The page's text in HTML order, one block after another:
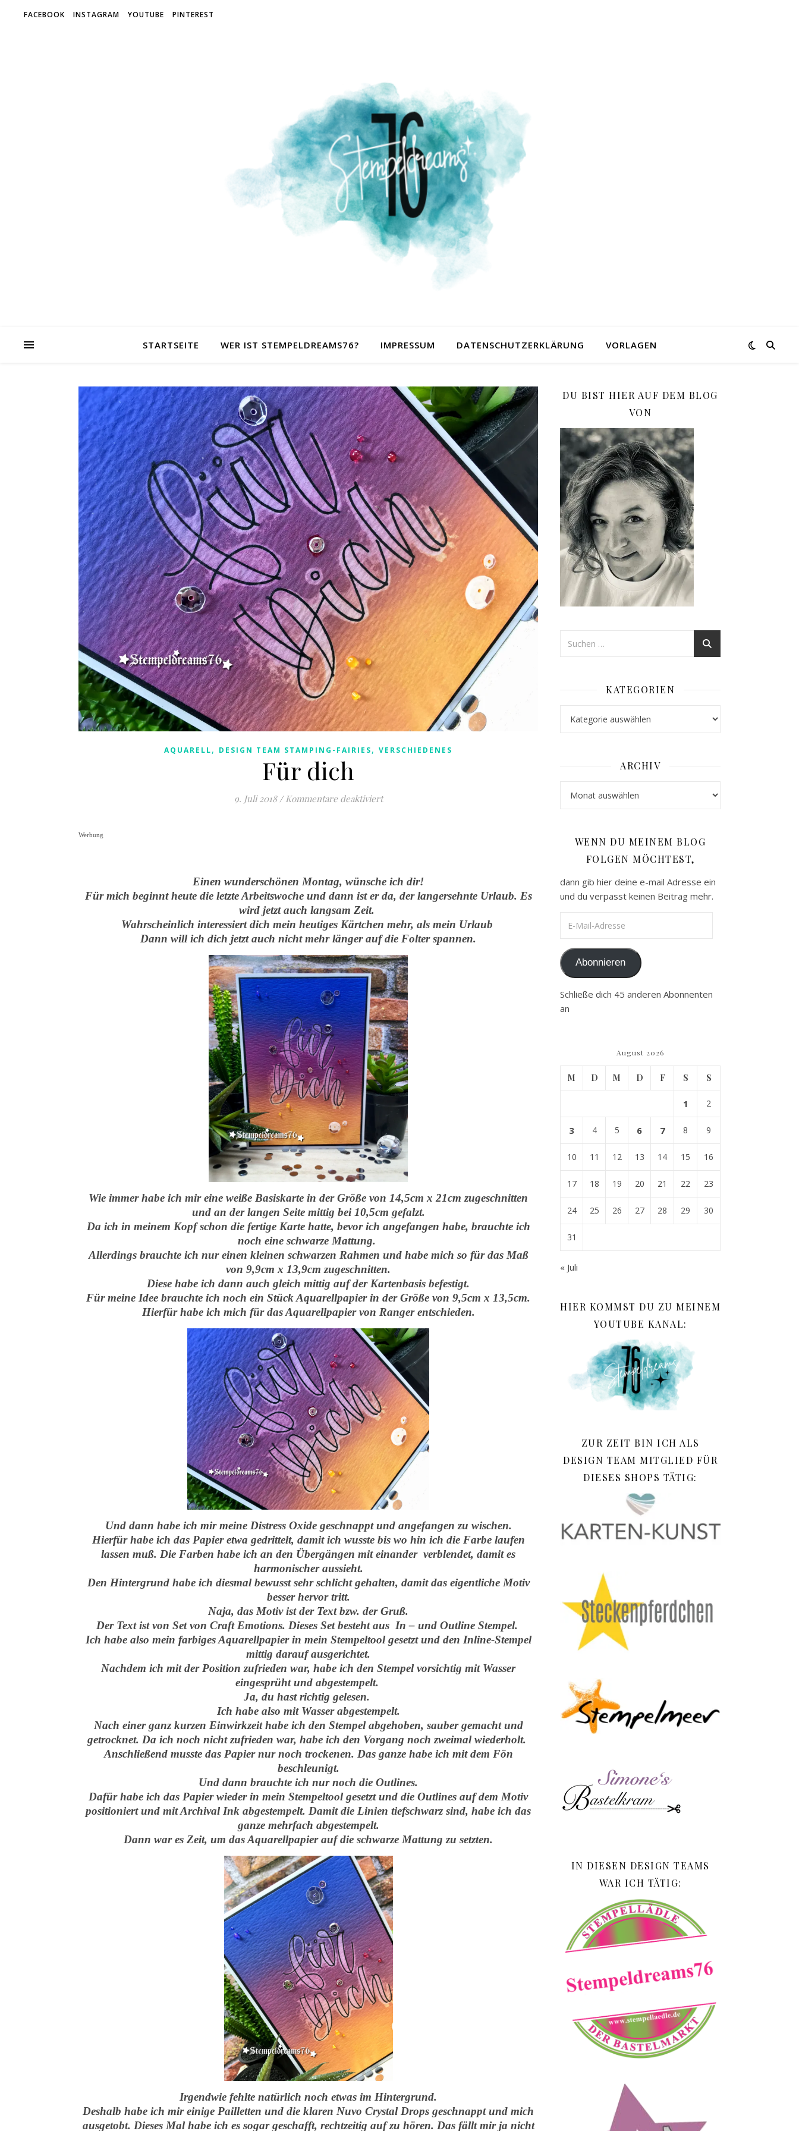
FACEBOOK INSTAGRAM YOUTUBE PINTEREST
STARTSEITE WER IST STEMPELDREAMS76? IMPRESSUM DATENSCHUTZERKLÄRUNG VORLAGEN
AQUARELL, DESIGN TEAM STAMPING-FAIRIES, VERSCHIEDENES
Für dich
9. Juli 2018 / Kommentare deaktiviertfür Für dich
Werbung
Einen wunderschönen Montag, wünsche ich dir!
Für mich beginnt heute die letzte Arbeitswoche und dann ist er da, der langersehnte Urlaub. Es
wird jetzt auch langsam Zeit.
Wahrscheinlich interessiert dich mein heutiges Kärtchen mehr, als mein Urlaub
Dann will ich dich jetzt auch nicht mehr länger auf die Folter spannen.
Wie immer habe ich mir eine weiße Basiskarte in der Größe von 14,5cm x 21cm zugeschnitten
und an der langen Seite mittig bei 10,5cm gefalzt.
Da ich in meinem Kopf schon die fertige Karte hatte, bevor ich angefangen habe, brauchte ich
noch eine schwarze Mattung.
Allerdings brauchte ich nur einen kleinen schwarzen Rahmen und habe mich so für das Maß
von 9,9cm x 13,9cm zugeschnitten.
Diese habe ich dann auch gleich mittig auf der Kartenbasis befestigt.
Für meine Idee brauchte ich noch ein Stück Aquarellpapier in der Größe von 9,5cm x 13,5cm.
Hierfür habe ich mich für das Aquarellpapier von Ranger entschieden.
Und dann habe ich mir meine Distress Oxide geschnappt und angefangen zu wischen.
Hierfür habe ich das Papier etwa gedrittelt, damit ich wusste bis wo hin ich die Farbe laufen
lassen muß. Die Farben habe ich an den Übergängen mit einander verblendet, damit es
harmonischer aussieht.
Den Hintergrund habe ich diesmal bewusst sehr schlicht gehalten, damit das eigentliche Motiv
besser hervor tritt.
Naja, das Motiv ist der Text bzw. der Gruß.
Der Text ist von Set von Craft Emotions. Dieses Set besteht aus In – und Outline Stempel.
Ich habe also mein farbiges Aquarellpapier in mein Stempeltool gesetzt und den Inline-Stempel
mittig darauf ausgerichtet.
Nachdem ich mit der Position zufrieden war, habe ich den Stempel vorsichtig mit Wasser
eingesprüht und abgestempelt.
Ja, du hast richtig gelesen.
Ich habe also mit Wasser abgestempelt.
Nach einer ganz kurzen Einwirkzeit habe ich den Stempel abgehoben, sauber gemacht und
getrocknet. Da ich noch nicht zufrieden war, habe ich den Vorgang noch zweimal wiederholt.
Anschließend musste das Papier nur noch trockenen. Das ganze habe ich mit dem Fön
beschleunigt.
Und dann brauchte ich nur noch die Outlines.
Dafür habe ich das Papier wieder in mein Stempeltool gesetzt und die Outlines auf dem Motiv
positioniert und mit Archival Ink abgestempelt. Damit die Linien tiefschwarz sind, habe ich das
ganze mehrfach abgestempelt.
Dann war es Zeit, um das Aquarellpapier auf die schwarze Mattung zu setzten.
Irgendwie fehlte natürlich noch etwas im Hintergrund.
Deshalb habe ich mir einige Pailletten und die klaren Nuvo Crystal Drops geschnappt und mich
ausgetobt. Dieses Mal habe ich es sogar geschafft, rechtzeitig auf zu hören. Das fällt mir ja nicht
DU BIST HIER AUF DEM BLOG
VON
KATEGORIEN
ARCHIV
WENN DU MEINEM BLOG
FOLGEN MÖCHTEST,
dann gib hier deine e-mail Adresse ein
und du verpasst keinen Beitrag mehr.
Abonnieren
Schließe dich 45 anderen Abonnenten
an
August 2026
M D M D F S S
1 2
3 4 5 6 7 8 9
10 11 12 13 14 15 16
17 18 19 20 21 22 23
24 25 26 27 28 29 30
31
« Juli
HIER KOMMST DU ZU MEINEM
YOUTUBE KANAL:
ZUR ZEIT BIN ICH ALS
DESIGN TEAM MITGLIED FÜR
DIESES SHOPS TÄTIG:
IN DIESEN DESIGN TEAMS
WAR ICH TÄTIG: